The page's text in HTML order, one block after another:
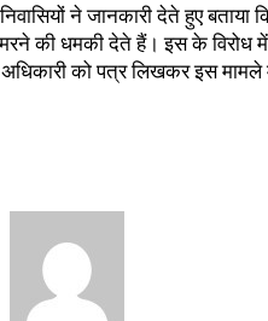
ने जानकारी देते हुए बताया
की धमकी देते हैं। इस के विरोध में
को पत्र लिखकर इस